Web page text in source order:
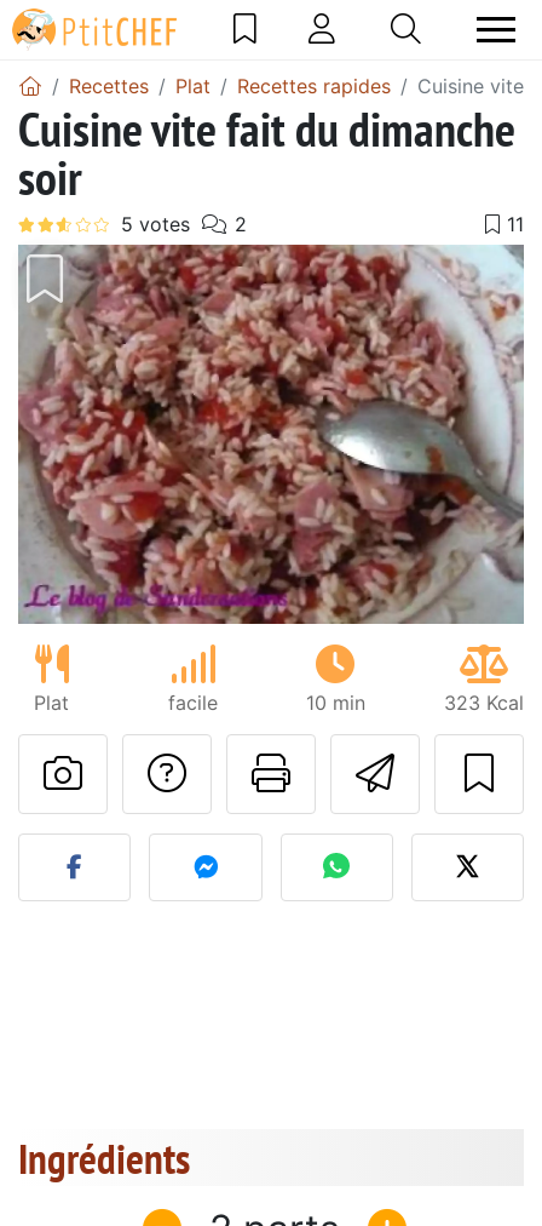
Recettes Plat Recettes rapides Cuisine vite
Cuisine vite fait du dimanche
soir
Plat facile 10 min 323 Kcal
Imprimer
Poser une
Publier votre photo de
Ingrédients